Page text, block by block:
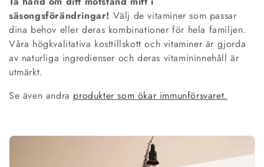
m
l
i
n
:
säsongsförändringar! Välj de vitaminer som passar
dina behov eller deras kombinationer för hela familjen.
Våra högkvalitativa kosttillskott och vitaminer är gjorda
av naturliga ingredienser och deras vitamininnehåll är
utmärkt.
Se även andra produkter som ökar immunförsvaret.